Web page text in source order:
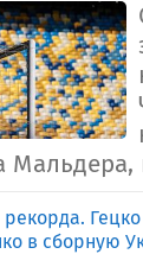
Мальдера,
рекорда.
в сборную